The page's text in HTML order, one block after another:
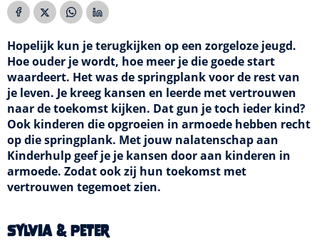
Hopelijk kun je terugkijken op een zorgeloze jeugd.
Hoe ouder je wordt, hoe meer je die goede start
waardeert. Het was de springplank voor de rest van
je leven. Je kreeg kansen en leerde met vertrouwen
naar de toekomst kijken. Dat gun je toch ieder kind?
Ook kinderen die opgroeien in armoede hebben recht
op die springplank. Met jouw nalatenschap aan
Kinderhulp geef je je kansen door aan kinderen in
armoede. Zodat ook zij hun toekomst met
vertrouwen tegemoet zien.
Sylvia & Peter